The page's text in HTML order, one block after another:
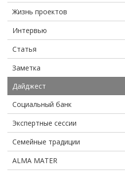
Жизнь проектов
Интервью
Статья
Заметка
Дайджест
Социальный банк
Экспертные сессии
Семейные традиции
ALMA MATER